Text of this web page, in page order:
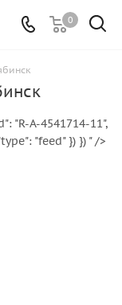
0
"R-A-4541714-11",
"feed" }) }) " />